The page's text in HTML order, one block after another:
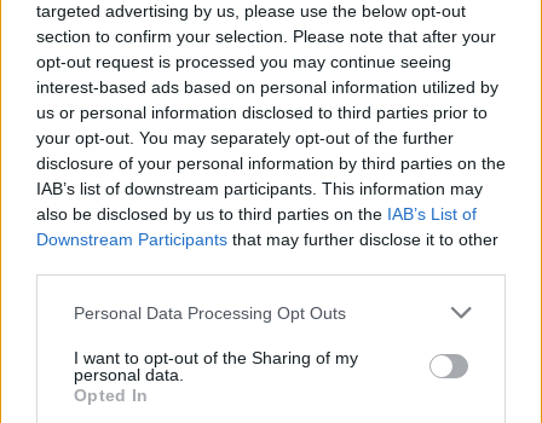
targeted advertising by us, please use the below opt-out
section to confirm your selection. Please note that after your
opt-out request is processed you may continue seeing
interest-based ads based on personal information utilized by
us or personal information disclosed to third parties prior to
your opt-out. You may separately opt-out of the further
disclosure of your personal information by third parties on the
IAB’s list of downstream participants. This information may
also be disclosed by us to third parties on the IAB’s List of
Downstream Participants that may further disclose it to other
Please note that this website/app uses one or more Google
not limited to your visit or usage behaviour. You may click to
grant or deny consent to Google and its third-party tags to
use your data for below specified purposes in below Google
Personal Data Processing Opt Outs
I want to opt-out of the Sharing of my
personal data.
Opted In